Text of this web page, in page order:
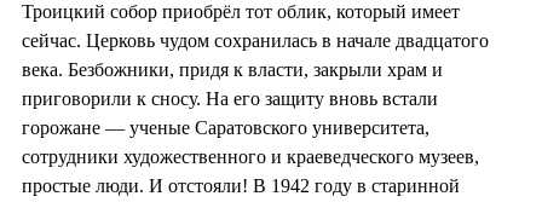
Троицкий собор приобрёл тот облик, который имеет
сейчас. Церковь чудом сохранилась в начале двадцатого
века. Безбожники, придя к власти, закрыли храм и
приговорили к сносу. На его защиту вновь встали
горожане — ученые Саратовского университета,
сотрудники художественного и краеведческого музеев,
простые люди. И отстояли! В 1942 году в старинной